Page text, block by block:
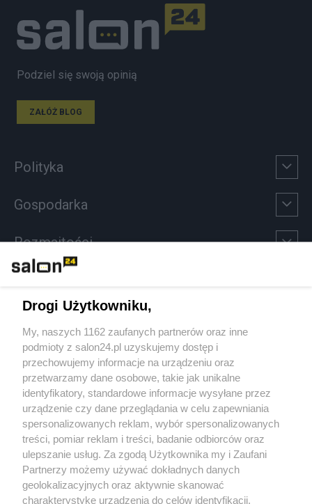
Podziel się swoją opinią
ZAŁÓŻ BLOG
Polityka
Gospodarka
Rozmaitości
Sport
Społeczeństwo
Kultura
X Facebook Instagram Youtube
Drogi Użytkowniku,
My, naszych 1162 zaufanych partnerów oraz inne
podmioty z salon24.pl uzyskujemy dostęp i
przechowujemy informacje na urządzeniu oraz
przetwarzamy dane osobowe, takie jak unikalne
identyfikatory, standardowe informacje wysyłane przez
urządzenie czy dane przeglądania w celu zapewniania
spersonalizowanych reklam, wybór spersonalizowanych
treści, pomiar reklam i treści, badanie odbiorców oraz
ulepszanie usług. Za zgodą Użytkownika my i Zaufani
Partnerzy możemy używać dokładnych danych
geolokalizacyjnych oraz aktywnie skanować
charakterystykę urządzenia do celów identyfikacji.